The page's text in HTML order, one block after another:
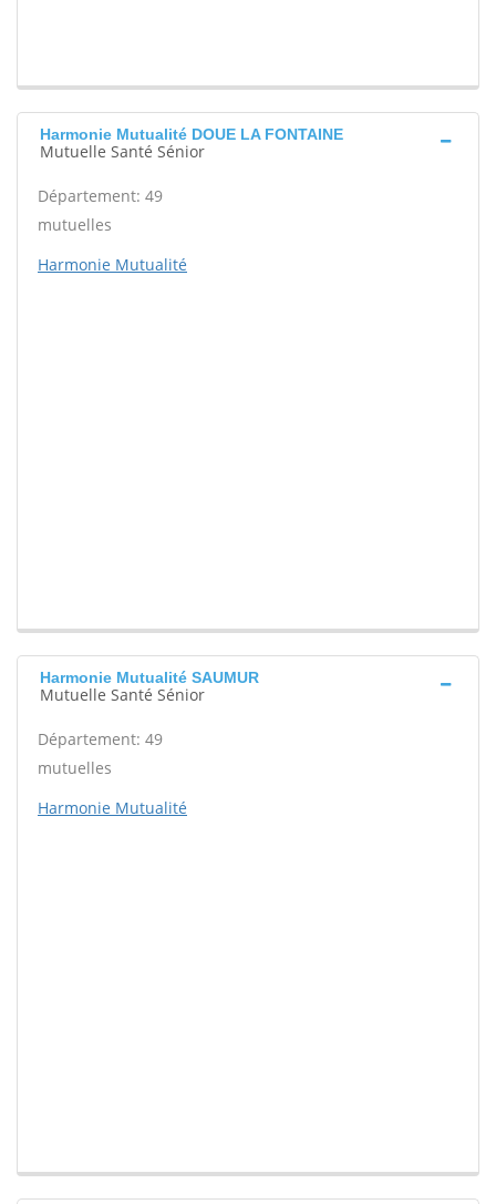
Harmonie Mutualité DOUE LA FONTAINE
Mutuelle Santé Sénior
Département: 49
mutuelles
Harmonie Mutualité
Harmonie Mutualité SAUMUR
Mutuelle Santé Sénior
Département: 49
mutuelles
Harmonie Mutualité